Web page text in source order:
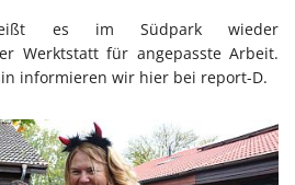
es im Südpark wieder
Werktstatt für angepasste Arbeit.
informieren wir hier bei report-D.